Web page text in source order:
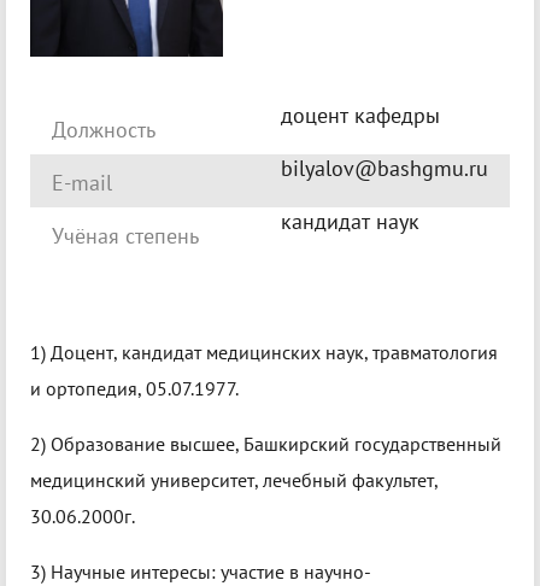
Должность
доцент кафедры
E-mail
bilyalov@bashgmu.ru
Учёная степень
кандидат наук
1) Доцент, кандидат медицинских наук, травматология
и ортопедия, 05.07.1977.
2) Образование высшее, Башкирский государственный
медицинский университет, лечебный факультет,
30.06.2000г.
3) Научные интересы: участие в научно-